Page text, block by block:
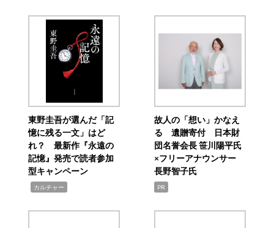
東野圭吾が選んだ「記
憶に残る一文」はど
れ？ 最新作『永遠の
記憶』発売で読者参加
型キャンペーン
カルチャー
故人の「想い」かなえ
る 遺贈寄付 日本財
団名誉会長 笹川陽平氏
×フリーアナウンサー
長野智子氏
PR